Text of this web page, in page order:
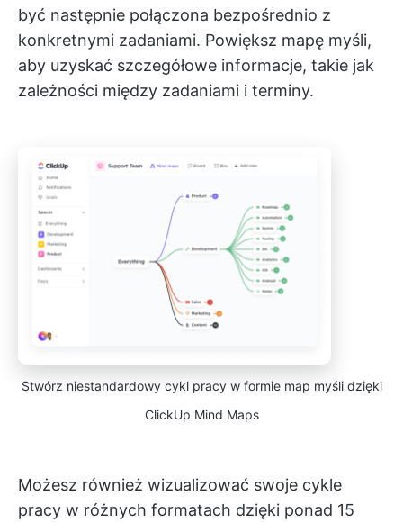
być następnie połączona bezpośrednio z
konkretnymi zadaniami. Powiększ mapę myśli,
aby uzyskać szczegółowe informacje, takie jak
zależności między zadaniami i terminy.
Stwórz niestandardowy cykl pracy w formie map myśli dzięki
ClickUp Mind Maps
Możesz również wizualizować swoje cykle
pracy w różnych formatach dzięki ponad 15